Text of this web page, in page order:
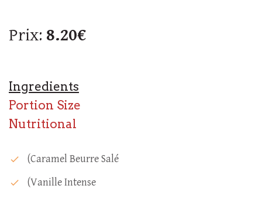
Prix: 8.20€
Ingredients
Portion Size
Nutritional
check (caramel Beurre Salé
check (vanille Intense